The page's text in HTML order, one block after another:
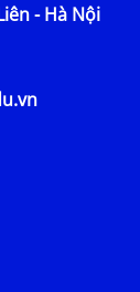
- Hà Nội